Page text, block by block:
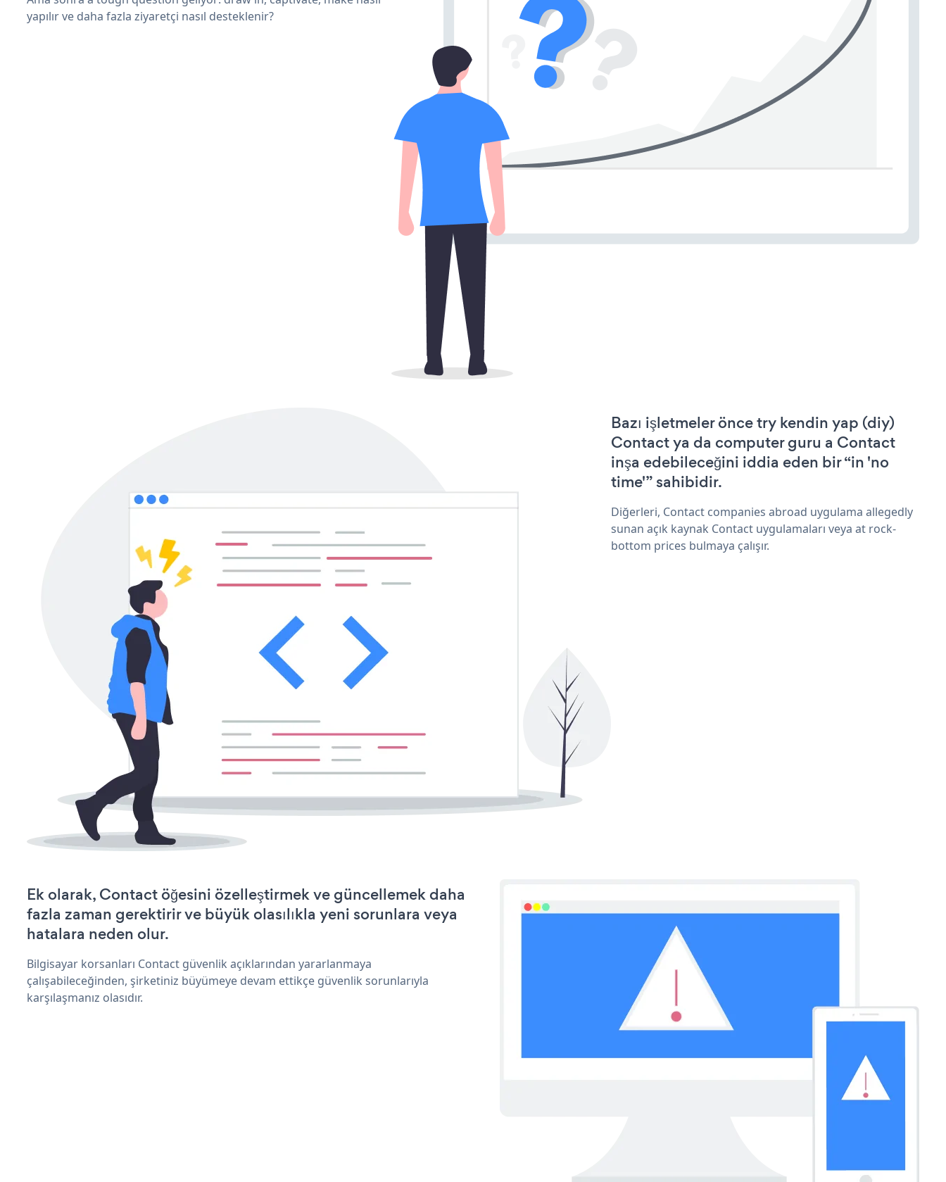
yapılır ve daha fazla ziyaretçi nasıl desteklenir?
Bazı işletmeler önce try kendin yap (diy)
Contact ya da computer guru a Contact
inşa edebileceğini iddia eden bir “in 'no
time'” sahibidir.
Diğerleri, Contact companies abroad uygulama allegedly
sunan açık kaynak Contact uygulamaları veya at rock-
bottom prices bulmaya çalışır.
Ek olarak, Contact öğesini özelleştirmek ve güncellemek daha
fazla zaman gerektirir ve büyük olasılıkla yeni sorunlara veya
hatalara neden olur.
Bilgisayar korsanları Contact güvenlik açıklarından yararlanmaya
çalışabileceğinden, şirketiniz büyümeye devam ettikçe güvenlik sorunlarıyla
karşılaşmanız olasıdır.